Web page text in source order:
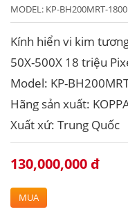
MODEL: KP-BH200MRT-1800
Kính hiển vi kim
50X-500X 18 triệu
Model: KP-
Hãng sản xuất:
Xuất xứ: Trung Quốc
130,000,000 đ
MUA